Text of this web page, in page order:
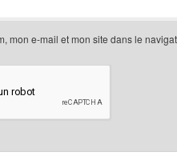
mon e-mail et mon site dans le